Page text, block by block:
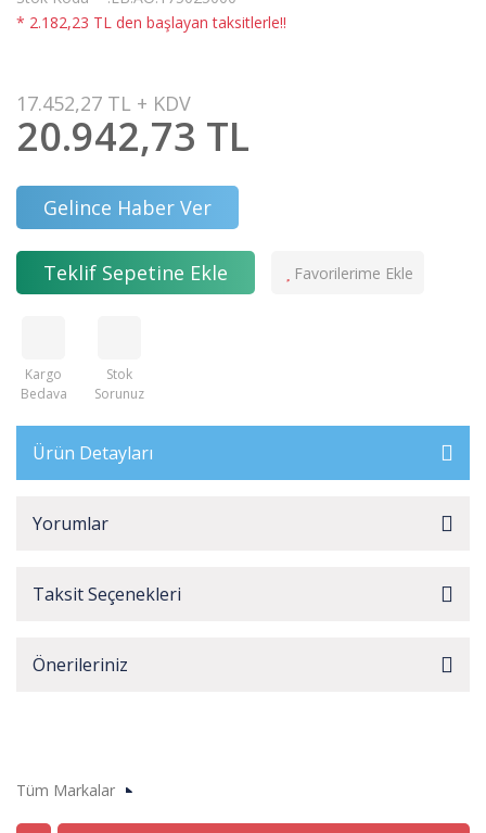
* 2.182,23 TL den başlayan taksitlerle!!
17.452,27 TL + KDV
20.942,73 TL
Gelince Haber Ver
Teklif Sepetine Ekle
Kargo
Bedava
Stok
Sorunuz
Ürün Detayları
Yorumlar
Taksit Seçenekleri
Önerileriniz
Tüm Markalar